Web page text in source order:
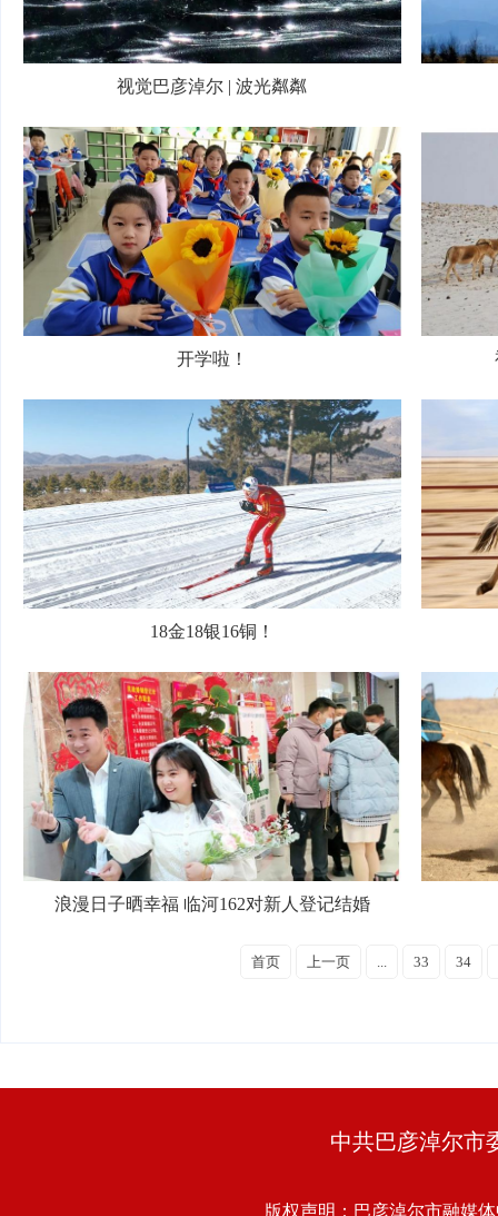
视觉巴彦淖尔 | 波光粼粼
开学啦！
18金18银16铜！
浪漫日子晒幸福 临河162对新人登记结婚
首页 上一页 ... 33 34
中共巴彦淖尔市
版权声明：巴彦淖尔市融媒